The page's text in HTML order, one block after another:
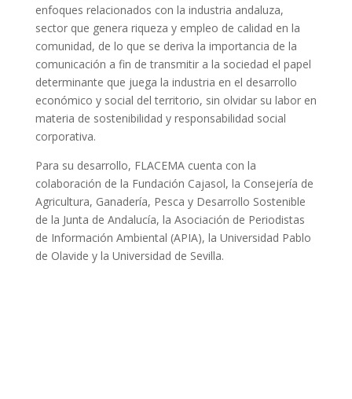
enfoques relacionados con la industria andaluza,
sector que genera riqueza y empleo de calidad en la
comunidad, de lo que se deriva la importancia de la
comunicación a fin de transmitir a la sociedad el papel
determinante que juega la industria en el desarrollo
económico y social del territorio, sin olvidar su labor en
materia de sostenibilidad y responsabilidad social
corporativa.
Para su desarrollo, FLACEMA cuenta con la
colaboración de la Fundación Cajasol, la Consejería de
Agricultura, Ganadería, Pesca y Desarrollo Sostenible
de la Junta de Andalucía, la Asociación de Periodistas
de Información Ambiental (APIA), la Universidad Pablo
de Olavide y la Universidad de Sevilla.